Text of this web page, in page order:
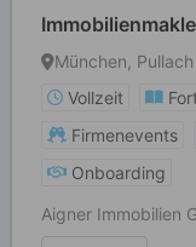
München,
Vollzeit
Firmenevents
Onboarding
Aigner Immobilien